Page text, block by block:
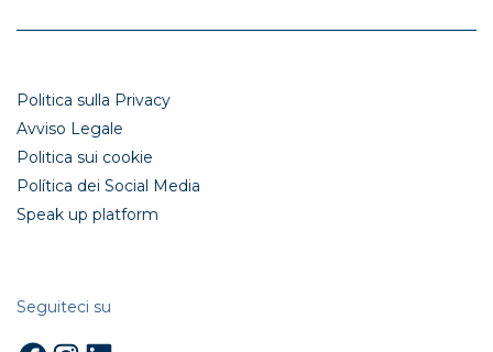
Politica sulla Privacy
Avviso Legale
Politica sui cookie
Política dei Social Media
Speak up platform
Seguiteci su